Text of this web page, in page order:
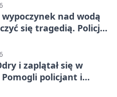
nad wodą
się tragedią. Policja
i zaplątał się w
policjant i